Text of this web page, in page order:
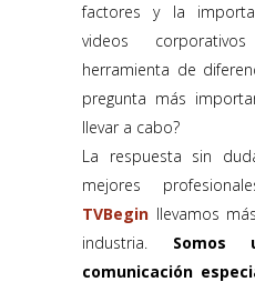
factores y la
videos
herramienta de
pregunta más
llevar a cabo?
La respuesta sin
mejores
TVBegin llevamos
industria. Somos
comunicación